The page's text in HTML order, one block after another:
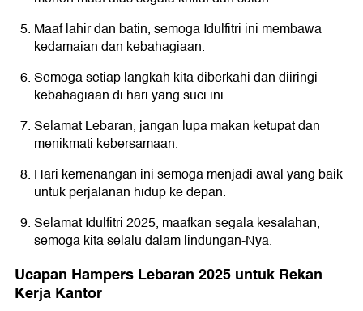
Maaf lahir dan batin, semoga Idulfitri ini membawa
kedamaian dan kebahagiaan.
Semoga setiap langkah kita diberkahi dan diiringi
kebahagiaan di hari yang suci ini.
Selamat Lebaran, jangan lupa makan ketupat dan
menikmati kebersamaan.
Hari kemenangan ini semoga menjadi awal yang baik
untuk perjalanan hidup ke depan.
Selamat Idulfitri 2025, maafkan segala kesalahan,
semoga kita selalu dalam lindungan-Nya.
Ucapan Hampers Lebaran 2025 untuk Rekan
Kerja Kantor